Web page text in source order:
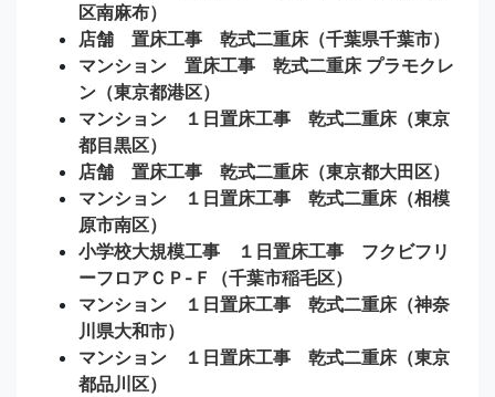
区南麻布）
店舗 置床工事 乾式二重床（千葉県千葉市）
マンション 置床工事 乾式二重床 プラモクレ
ン（東京都港区）
マンション １日置床工事 乾式二重床（東京
都目黒区）
店舗 置床工事 乾式二重床（東京都大田区）
マンション １日置床工事 乾式二重床（相模
原市南区）
小学校大規模工事 １日置床工事 フクビフリ
ーフロアＣＰ-Ｆ（千葉市稲毛区）
マンション １日置床工事 乾式二重床（神奈
川県大和市）
マンション １日置床工事 乾式二重床（東京
都品川区）